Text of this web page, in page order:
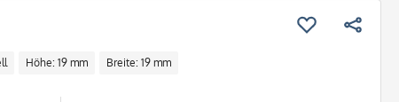
Höhe: 19 mm Breite: 19 mm